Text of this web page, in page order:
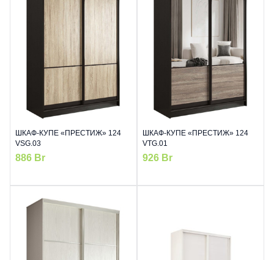
ШКАФ-КУПЕ «ПРЕСТИЖ» 124
VSG.03
886 Br
ШКАФ-КУПЕ «ПРЕСТИЖ» 124
VTG.01
926 Br